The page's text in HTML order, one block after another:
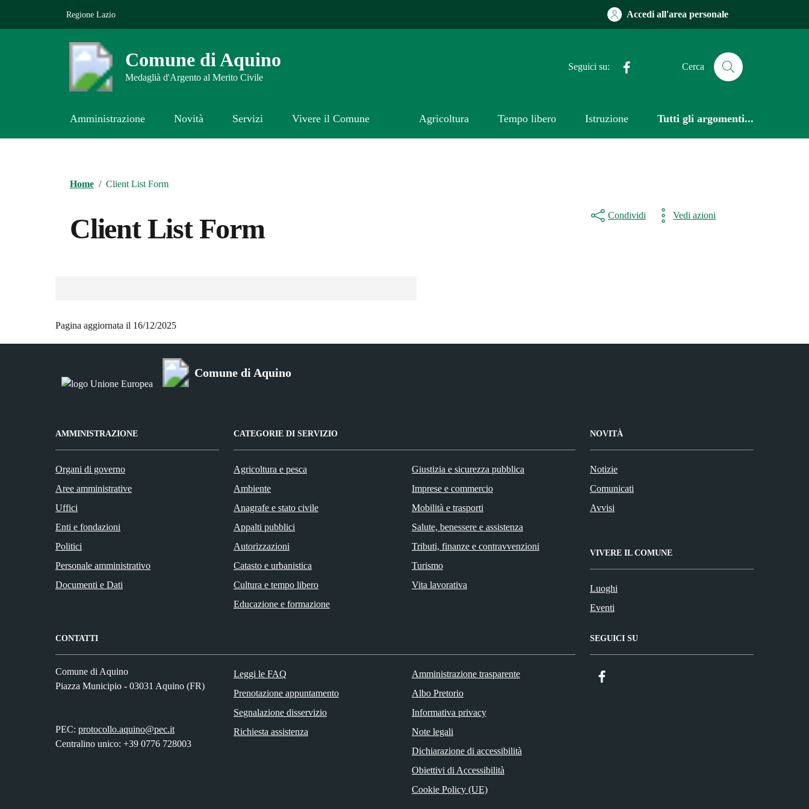
Regione Lazio Accedi all'area personale
Comune di Aquino
Medaglià d'Argento al Merito Civile
Seguici su: Cerca
Amministrazione Novità Servizi Vivere il Comune Agricoltura Tempo libero Istruzione Tutti gli argomenti...
Home / Client List Form
Client List Form Condividi Vedi azioni
Pagina aggiornata il 16/12/2025
Comune di Aquino
AMMINISTRAZIONE
Organi di governo
Aree amministrative
Uffici
Enti e fondazioni
Politici
Personale amministrativo
Documenti e Dati
CATEGORIE DI SERVIZIO
Agricoltura e pesca
Ambiente
Anagrafe e stato civile
Appalti pubblici
Autorizzazioni
Catasto e urbanistica
Cultura e tempo libero
Educazione e formazione
Giustizia e sicurezza pubblica
Imprese e commercio
Mobilità e trasporti
Salute, benessere e assistenza
Tributi, finanze e contravvenzioni
Turismo
Vita lavorativa
NOVITÀ
Notizie
Comunicati
Avvisi
VIVERE IL COMUNE
Luoghi
Eventi
CONTATTI
Comune di Aquino
Piazza Municipio - 03031 Aquino (FR)
PEC: protocollo.aquino@pec.it
Centralino unico: +39 0776 728003
Leggi le FAQ
Prenotazione appuntamento
Segnalazione disservizio
Richiesta assistenza
Amministrazione trasparente
Albo Pretorio
Informativa privacy
Note legali
Dichiarazione di accessibilità
Obiettivi di Accessibilità
Cookie Policy (UE)
SEGUICI SU